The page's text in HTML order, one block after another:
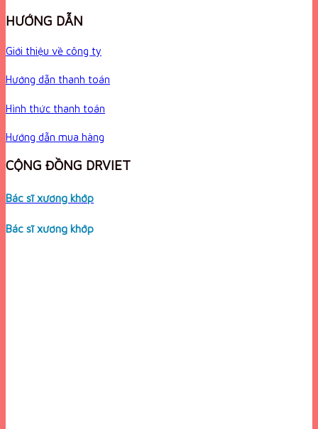
HƯỚNG DẪN
Giới thiệu về công ty
Hướng dẫn thanh toán
Hình thức thanh toán
Hướng dẫn mua hàng
CỘNG ĐỒNG DRVIET
Bác sĩ xương khớp
Bác sĩ xương khớp